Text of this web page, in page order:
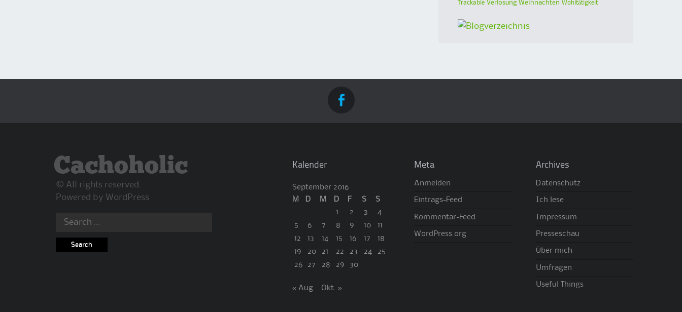
Trackable Verlosung Weihnachten Wohltätigkeit
Cachoholic
© All rights reserved.
Powered by WordPress
Search
Kalender
September 2016
M
D M D F S
S
1
2 3
4
5
6 7 8 9 10
11
12
13 14 15 16 17
18
19
20 21 22 23 24
25
26
27 28 29 30
« Aug. Okt. »
Meta
Anmelden
Eintrags-Feed
Kommentar-Feed
WordPress.org
Archives
Datenschutz
Ich lese
Impressum
Presseschau
Über mich
Umfragen
Useful Things